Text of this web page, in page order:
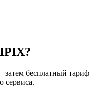
бесплатный тариф
сервиса.